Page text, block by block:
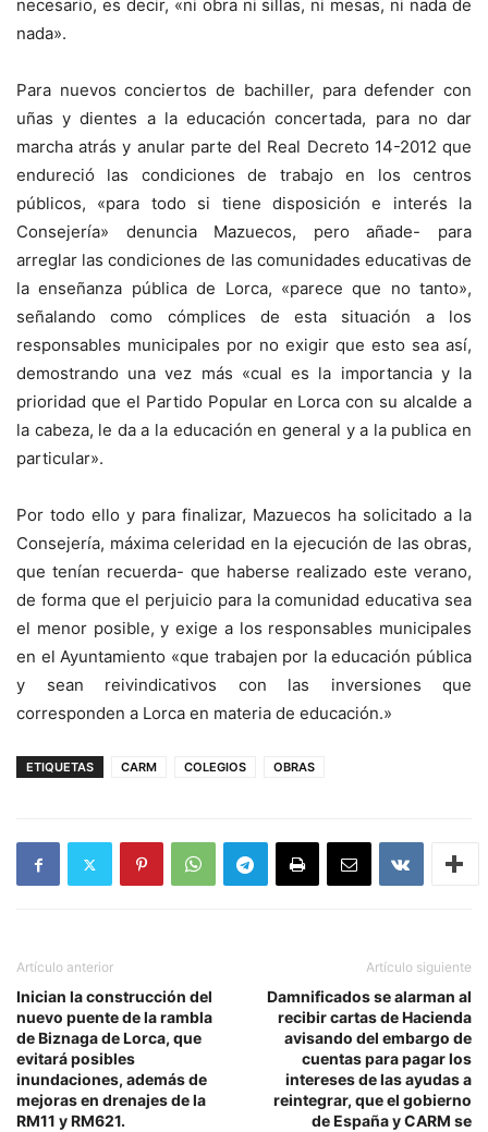
necesario, es decir, «ni obra ni sillas, ni mesas, ni nada de
nada».
Para nuevos conciertos de bachiller, para defender con
uñas y dientes a la educación concertada, para no dar
marcha atrás y anular parte del Real Decreto 14-2012 que
endureció las condiciones de trabajo en los centros
públicos, «para todo si tiene disposición e interés la
Consejería» denuncia Mazuecos, pero añade- para
arreglar las condiciones de las comunidades educativas de
la enseñanza pública de Lorca, «parece que no tanto»,
señalando como cómplices de esta situación a los
responsables municipales por no exigir que esto sea así,
demostrando una vez más «cual es la importancia y la
prioridad que el Partido Popular en Lorca con su alcalde a
la cabeza, le da a la educación en general y a la publica en
particular».
Por todo ello y para finalizar, Mazuecos ha solicitado a la
Consejería, máxima celeridad en la ejecución de las obras,
que tenían recuerda- que haberse realizado este verano,
de forma que el perjuicio para la comunidad educativa sea
el menor posible, y exige a los responsables municipales
en el Ayuntamiento «que trabajen por la educación pública
y sean reivindicativos con las inversiones que
corresponden a Lorca en materia de educación.»
ETIQUETAS CARM COLEGIOS OBRAS
Artículo anterior
Inician la construcción del
nuevo puente de la rambla
de Biznaga de Lorca, que
evitará posibles
inundaciones, además de
mejoras en drenajes de la
RM11 y RM621.
Artículo siguiente
Damnificados se alarman al
recibir cartas de Hacienda
avisando del embargo de
cuentas para pagar los
intereses de las ayudas a
reintegrar, que el gobierno
de España y CARM se